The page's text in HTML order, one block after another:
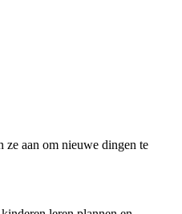
aan om nieuwe dingen te